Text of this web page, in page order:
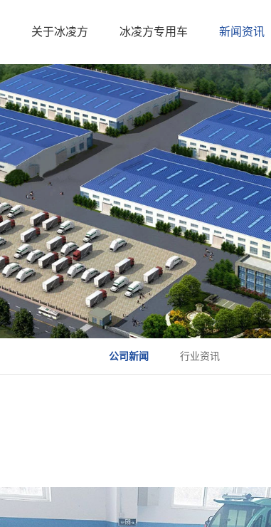
关于冰凌方 冰凌方专用车 新闻资讯
公司新闻 行业资讯